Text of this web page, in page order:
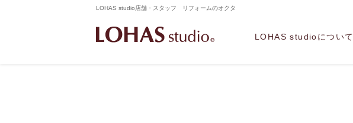
LOHAS studio店舗・スタッフ リフォームのオクタ
LOHAS studioについて